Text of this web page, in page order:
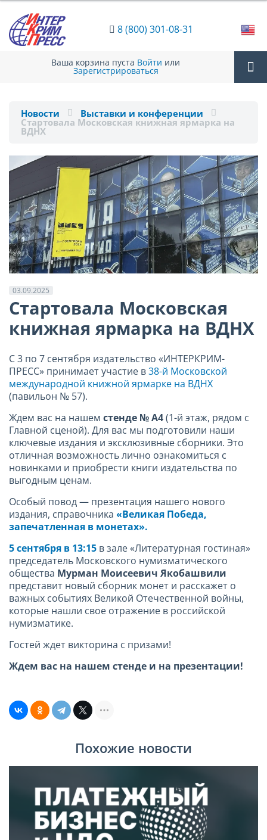
8 (800) 301-08-31
Ваша корзина пуста Войти или
Зарегистрироваться
Новости Выставки и конференции
Стартовала Московская книжная ярмарка на
ВДНХ
03.09.2025
Стартовала Московская
книжная ярмарка на ВДНХ
С 3 по 7 сентября издательство «ИНТЕРКРИМ-
ПРЕСС» принимает участие в38-й Московской
международной книжной ярмарке на ВДНХ
(павильон № 57).
Ждем вас на нашем стенде № А4(1-й этаж, рядом с
Главной сценой). Для вас мы подготовили наши
ключевые издания и эксклюзивные сборники. Это
отличная возможность лично ознакомиться с
новинками и приобрести книги издательства по
выгодным ценам.
Особый повод — презентация нашего нового
издания, справочника «Великая Победа,
запечатленная в монетах».
5 сентября в 13:15 в зале «Литературная гостиная»
председатель Московского нумизматического
общества Мурман Моисеевич Якобашвили
представит новый сборник монет и расскажет о
важных событиях Великой Отечественной войны,
которые нашли свое отражение в российской
нумизматике.
Гостей ждет викторина с призами!
Ждем вас на нашем стенде и на презентации!
Похожие новости